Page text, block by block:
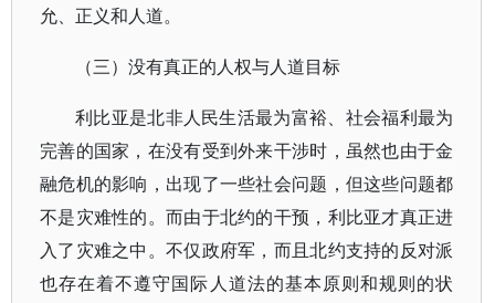
允、正义和人道。
（三）没有真正的人权与人道目标
利比亚是北非人民生活最为富裕、社会福利最为
完善的国家，在没有受到外来干涉时，虽然也由于金
融危机的影响，出现了一些社会问题，但这些问题都
不是灾难性的。而由于北约的干预，利比亚才真正进
入了灾难之中。不仅政府军，而且北约支持的反对派
也存在着不遵守国际人道法的基本原则和规则的状